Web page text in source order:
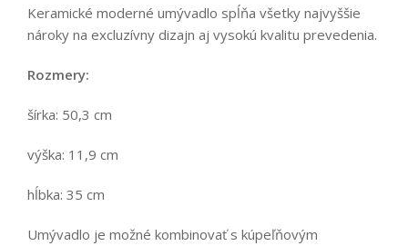
Keramické moderné umývadlo spĺňa všetky najvyššie
nároky na excluzívny dizajn aj vysokú kvalitu prevedenia.
Rozmery:
šírka: 50,3 cm
výška: 11,9 cm
hĺbka: 35 cm
Umývadlo je možné kombinovať s kúpeľňovým